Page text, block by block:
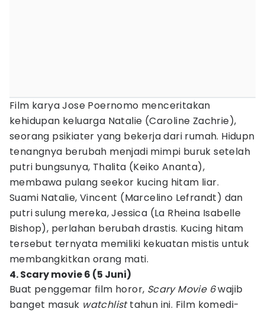
Film karya Jose Poernomo menceritakan
kehidupan keluarga Natalie (Caroline Zachrie),
seorang psikiater yang bekerja dari rumah. Hidupn
tenangnya berubah menjadi mimpi buruk setelah
putri bungsunya, Thalita (Keiko Ananta),
membawa pulang seekor kucing hitam liar.
Suami Natalie, Vincent (Marcelino Lefrandt) dan
putri sulung mereka, Jessica (La Rheina Isabelle
Bishop), perlahan berubah drastis. Kucing hitam
tersebut ternyata memiliki kekuatan mistis untuk
membangkitkan orang mati.
4. Scary movie 6 (5 Juni)
Buat penggemar film horor, Scary Movie 6wajib
banget masuk watchlisttahun ini. Film komedi-